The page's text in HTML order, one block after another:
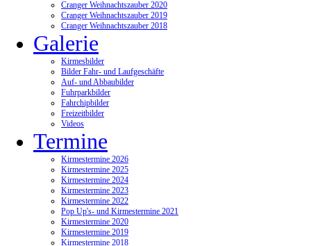
Cranger Weihnachtszauber 2020
Cranger Weihnachtszauber 2019
Cranger Weihnachtszauber 2018
Galerie
Kirmesbilder
Bilder Fahr- und Laufgeschäfte
Auf- und Abbaubilder
Fuhrparkbilder
Fahrchipbilder
Freizeitbilder
Videos
Termine
Kirmestermine 2026
Kirmestermine 2025
Kirmestermine 2024
Kirmestermine 2023
Kirmestermine 2022
Pop Up's- und Kirmestermine 2021
Kirmestermine 2020
Kirmestermine 2019
Kirmestermine 2018